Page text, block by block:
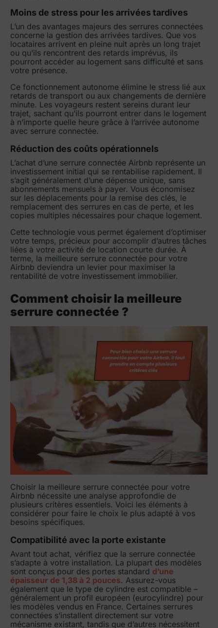
Moins de stress pour les arrivées tardives
L’un des avantages majeurs des serrures connectées
concerne la gestion des arrivées tardives. Que vos
locataires arrivent en pleine nuit après un long trajet
ou qu’ils rencontrent des retards imprévus, ils
pourront accéder au logement sans difficulté et sans
votre présence.
Ce fonctionnement autonome élimine le stress lié aux
retards de transport ou aux changements de dernière
minute. Les voyageurs restent sereins durant leur
trajet, sachant qu’ils pourront entrer dans le logement
à n’importe quelle heure grâce à l’arrivée autonome
avec serrure connectée.
Réduction des coûts opérationnels
L’achat d’une serrure connectée Airbnb représente un
investissement initial qui se rentabilise rapidement. Il
s’agit généralement d’une dépense unique, sans
abonnements mensuels à payer. Vous économisez
sur les déplacements pour la remise des clés, le
remplacement des serrures en cas de perte, et les
copies multiples nécessaires pour chaque logement.
Cette technologie vous permet également d’optimiser
votre temps, précieux pour accomplir d’autres tâches
liées à votre activité de location courte durée. À
terme, la meilleure serrure connectée pour votre
Airbnb deviendra un levier pour maximiser la
rentabilité de votre investissement immobilier.
Comment choisir la meilleure
serrure connectée ?
Choisir la meilleure serrure connectée pour votre
Airbnb nécessite une analyse approfondie de
plusieurs critères essentiels. Voici les éléments à
considérer pour faire le choix le plus adapté à vos
besoins spécifiques.
Compatibilité avec la porte existante
Avant tout achat, vérifiez que la serrure connectée
s’adapte à votre installation. La plupart des modèles
sont conçus pour des portes standard d’une
épaisseur de 1,38 à 2 pouces. Assurez-vous
également que le type de cylindre est compatible –
généralement un profil européen (eurocylindre) pour
les modèles vendus en France. Certaines serrures
connectées s’installent directement sur votre
mécanisme existant, tandis que d’autres nécessitent